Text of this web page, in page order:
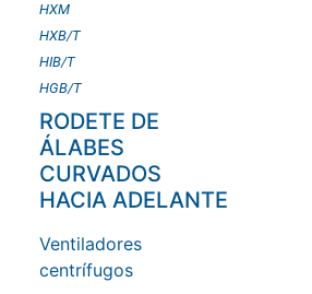
HXM
HXB/T
HIB/T
HGB/T
RODETE DE
ÁLABES
CURVADOS
HACIA ADELANTE
Ventiladores
centrífugos